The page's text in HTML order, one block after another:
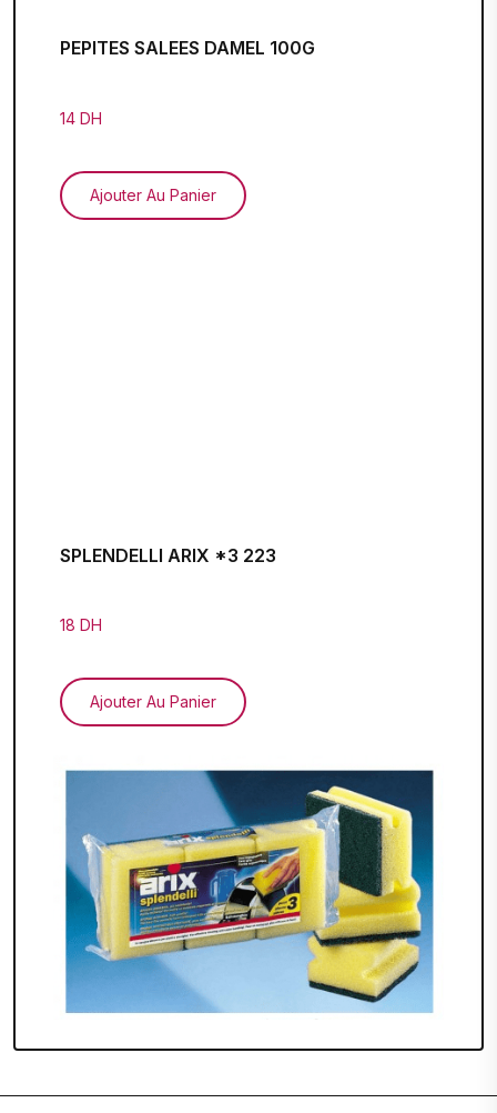
PEPITES SALEES DAMEL 100G
14 DH
Ajouter Au Panier
SPLENDELLI ARIX *3 223
18 DH
Ajouter Au Panier